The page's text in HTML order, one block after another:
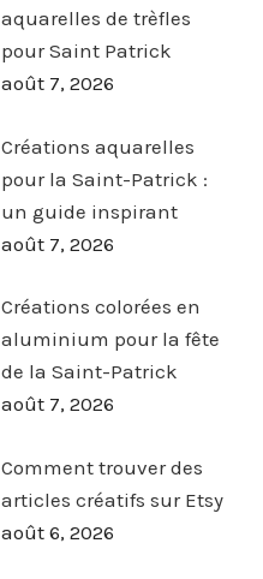
aquarelles de trèfles
pour Saint Patrick
août 7, 2026
Créations aquarelles
pour la Saint-Patrick :
un guide inspirant
août 7, 2026
Créations colorées en
aluminium pour la fête
de la Saint-Patrick
août 7, 2026
Comment trouver des
articles créatifs sur Etsy
août 6, 2026